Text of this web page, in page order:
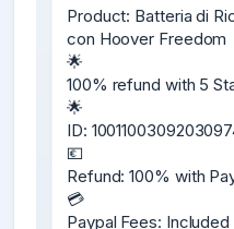
Product: Batteria di
con Hoover Freedom
🌟
100% refund with 5
🌟
ID:
💶
Refund: 100% with
💳
Paypal Fees: Included